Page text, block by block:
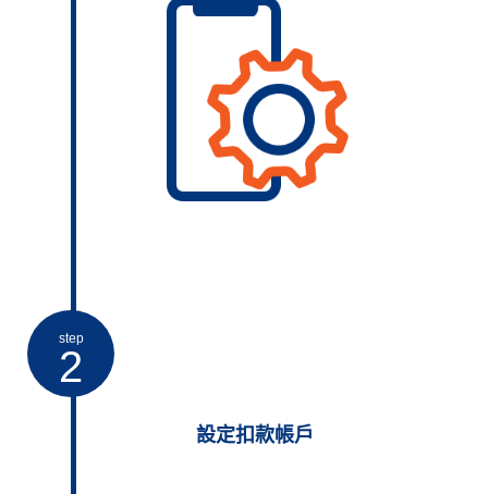
step
2
設定扣款帳戶